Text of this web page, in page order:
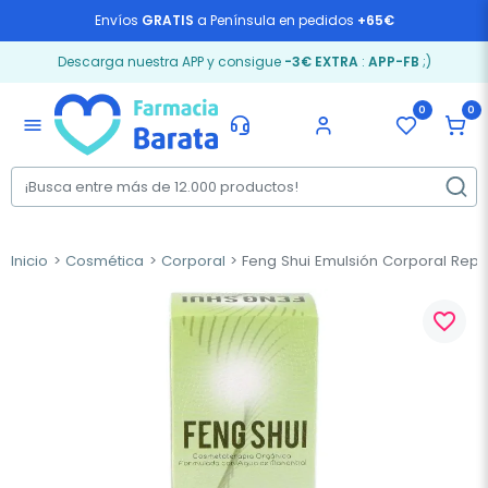
Envíos GRATIS a Península en pedidos +65€
Descarga nuestra APP y consigue -3€ EXTRA: APP-FB ;)
menu
0 0
Inicio Cosmética Corporal Feng Shui Emulsión Corporal
favorite_border